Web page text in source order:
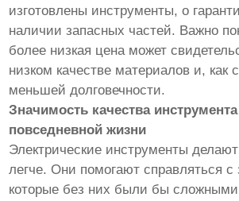
изготовлены инструменты, о
наличии запасных частей. Важно
более низкая цена может
низком качестве материалов и, как
меньшей долговечности.
Значимость качества
повседневной жизни
Электрические инструменты
легче. Они помогают справляться с
которые без них были бы